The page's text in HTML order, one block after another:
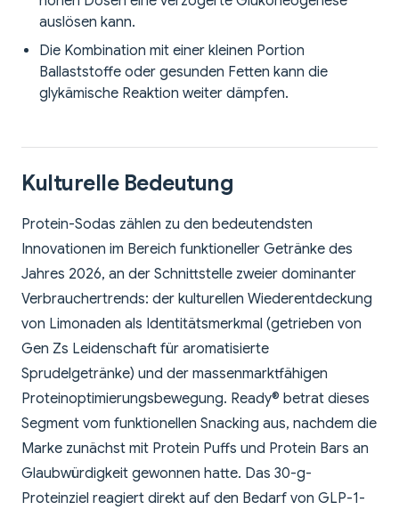
auslösen kann.
Die Kombination mit einer kleinen Portion
Ballaststoffe oder gesunden Fetten kann die
glykämische Reaktion weiter dämpfen.
Kulturelle Bedeutung
Protein-Sodas zählen zu den bedeutendsten
Innovationen im Bereich funktioneller Getränke des
Jahres 2026, an der Schnittstelle zweier dominanter
Verbrauchertrends: der kulturellen Wiederentdeckung
von Limonaden als Identitätsmerkmal (getrieben von
Gen Zs Leidenschaft für aromatisierte
Sprudelgetränke) und der massenmarktfähigen
Proteinoptimierungsbewegung. Ready® betrat dieses
Segment vom funktionellen Snacking aus, nachdem die
Marke zunächst mit Protein Puffs und Protein Bars an
Glaubwürdigkeit gewonnen hatte. Das 30-g-
Proteinziel reagiert direkt auf den Bedarf von GLP-1-